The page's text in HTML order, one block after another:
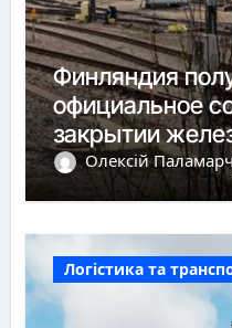
Финляндия
официальное
закрытии
пунктов
Олексій
Логістика та